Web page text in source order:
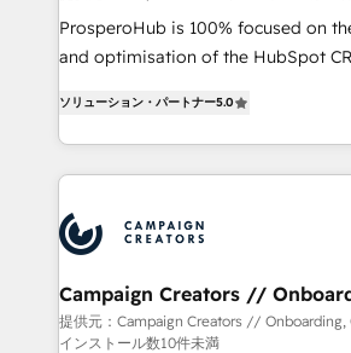
ProsperoHub is 100% focused on
and optimisation of the HubSpot CRM
ensure that you achieve maximum
ROI from your HubSpot investment. Use our
extensive HubSpot, sales,
HubSpot journey, design and
processes and skilfully bring your
infrastructure to life. Our
keeps you in control whilst we plan
route to your revenue goals. We have successfully
ソリューション・パートナー5.0
Campaign Creators //
Migration
提供元：Campaign Creators // Onboarding,
インストール数10件未満